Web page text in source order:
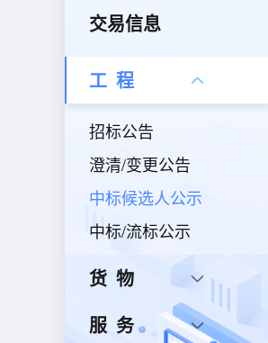
交易信息
工程
招标公告
澄清/变更公告
中标候选人公示
中标/流标公示
货物
服务